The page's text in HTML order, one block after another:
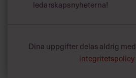
ledarskapsnyheterna!
Dina uppgifter delas aldrig
integritetspolicy